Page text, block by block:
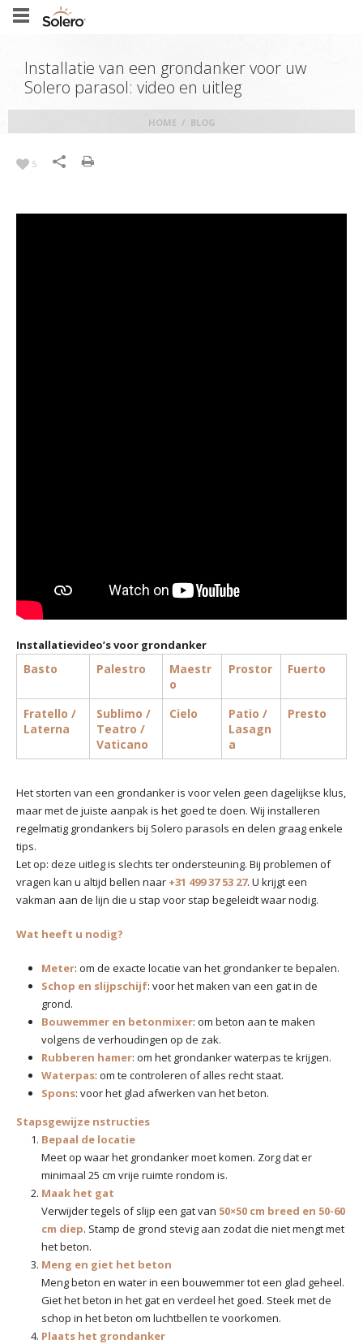
Installatie van een grondanker voor uw
Solero parasol: video en uitleg
HOME / BLOG
5
Installatievideo’s voor grondanker
Basto Palestro
Maestr
o
Prostor Fuerto
Fratello /
Laterna
Sublimo /
Teatro /
Vaticano
Cielo
Patio /
Lasagn
a
Presto
Het storten van een grondanker is voor velen geen dagelijkse klus,
maar met de juiste aanpak is het goed te doen. Wij installeren
regelmatig grondankers bij Solero parasols en delen graag enkele
tips.
Let op: deze uitleg is slechts ter ondersteuning. Bij problemen of
vragen kan u altijd bellen naar +31 499 37 53 27. U krijgt een
vakman aan de lijn die u stap voor stap begeleidt waar nodig.
Wat heeft u nodig?
Meter: om de exacte locatie van het grondanker te bepalen.
Schop en slijpschijf: voor het maken van een gat in de
grond.
Bouwemmer en betonmixer: om beton aan te maken
volgens de verhoudingen op de zak.
Rubberen hamer: om het grondanker waterpas te krijgen.
Waterpas: om te controleren of alles recht staat.
Spons: voor het glad afwerken van het beton.
Stapsgewijze nstructies
Bepaal de locatie
Meet op waar het grondanker moet komen. Zorg dat er
minimaal 25 cm vrije ruimte rondom is.
Maak het gat
Verwijder tegels of slijp een gat van 50×50 cm breed en 50-60
cm diep. Stamp de grond stevig aan zodat die niet mengt met
het beton.
Meng en giet het beton
Meng beton en water in een bouwemmer tot een glad geheel.
Giet het beton in het gat en verdeel het goed. Steek met de
schop in het beton om luchtbellen te voorkomen.
Plaats het grondanker